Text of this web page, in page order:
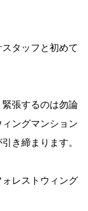
タッフと初めて
張するのは勿論
ングマンション
き締まります。
レストウィング